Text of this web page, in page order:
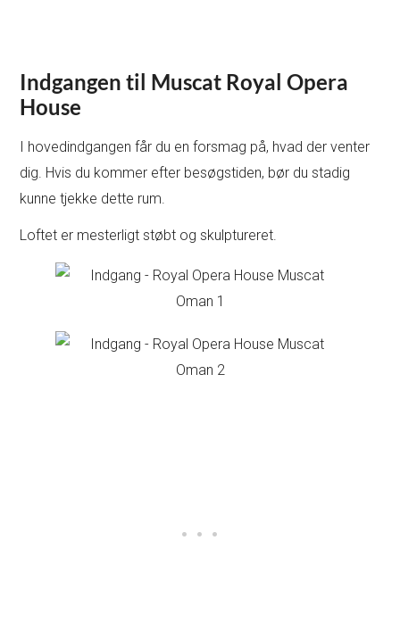
Indgangen til Muscat Royal Opera
House
I hovedindgangen får du en forsmag på, hvad der venter
dig. Hvis du kommer efter besøgstiden, bør du stadig
kunne tjekke dette rum.
Loftet er mesterligt støbt og skulptureret.